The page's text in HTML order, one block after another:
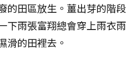
的田區放生。薑出芽的階段
下雨張富翔總會穿上雨衣雨
滑的田裡去。